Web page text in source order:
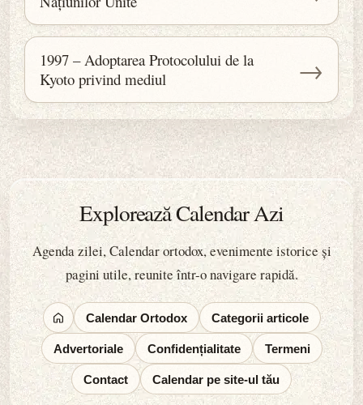
1997 – Adoptarea Protocolului de la
Kyoto privind mediul
→
Explorează Calendar Azi
Agenda zilei, Calendar ortodox, evenimente istorice și
pagini utile, reunite într-o navigare rapidă.
Calendar Ortodox Categorii articole
Advertoriale Confidențialitate Termeni
Contact Calendar pe site-ul tău